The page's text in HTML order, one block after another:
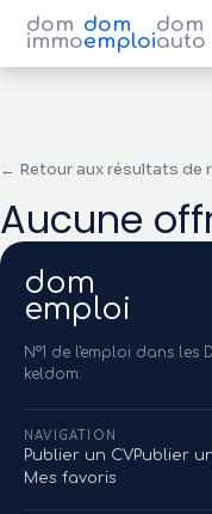
dom
immo
dom
emploi
dom
auto
← Retour aux résultats de
Aucune
dom
emploi
N°1 de l'emploi dans
keldom.
NAVIGATION
Publier un CVPublier
Mes favoris